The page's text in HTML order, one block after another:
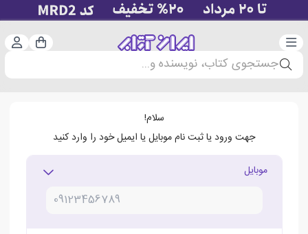
دسته‌بندی سبد
جستجوی کتاب، نویسنده و...
سلام!
جهت ورود یا ثبت نام موبایل یا ایمیل خود را وارد کنید
موبایل